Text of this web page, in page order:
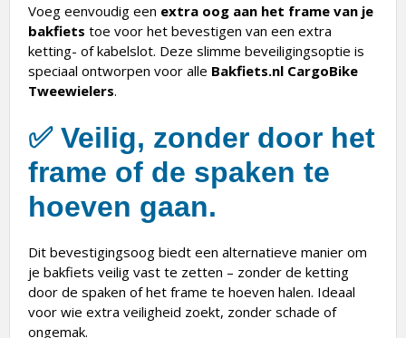
Voeg eenvoudig een extra oog aan het frame van je
bakfiets toe voor het bevestigen van een extra
ketting- of kabelslot. Deze slimme beveiligingsoptie is
speciaal ontworpen voor alle Bakfiets.nl CargoBike
Tweewielers.
✅ Veilig, zonder door het
frame of de spaken te
hoeven gaan.
Dit bevestigingsoog biedt een alternatieve manier om
je bakfiets veilig vast te zetten – zonder de ketting
door de spaken of het frame te hoeven halen. Ideaal
voor wie extra veiligheid zoekt, zonder schade of
ongemak.